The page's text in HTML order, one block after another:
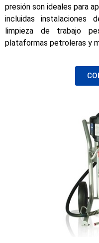
presión son ideales para
incluidas instalaciones
limpieza de trabajo
plataformas petroleras y